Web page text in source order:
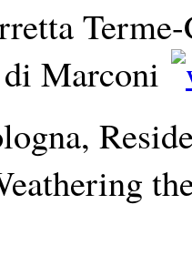
Marconi